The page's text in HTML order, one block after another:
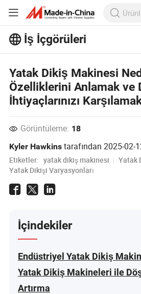
İş İçgörüleri
Yatak Dikiş Makinesi
Özelliklerini Anlamak ve
İhtiyaçlarınızı
Görüntüleme: 18
Kyler Hawkins tarafından2025-02-
Etiketler: yatak dikiş makinesi
Yatak
Yatak Dikişi Varyasyonları
İçindekiler
Endüstriyel Yatak Dikiş
Yatak Dikiş Makineleri ile
Artırma